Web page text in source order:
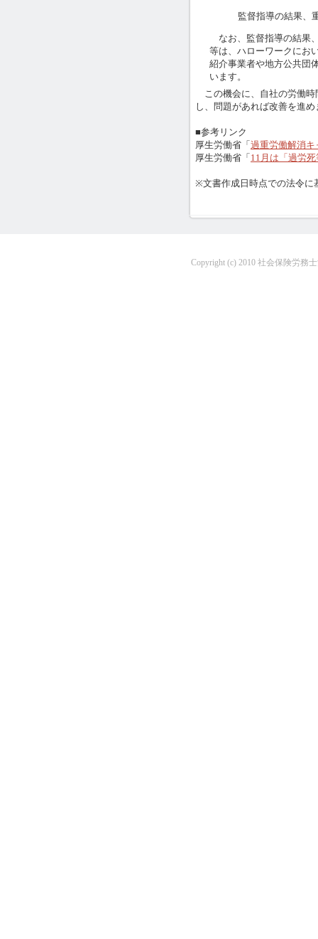
監督指導の結果、
なお、監督指導の結果
等は、ハローワークにお
紹介事業者や地方公共団
います。
この機会に、自社の労働時
し、問題があれば改善を進
■参考リンク
厚生労働省「 過重労働解消キ
厚生労働省「 11月は「過労
※文書作成日時点での法令に
Copyright (c) 2010 社会保険労務